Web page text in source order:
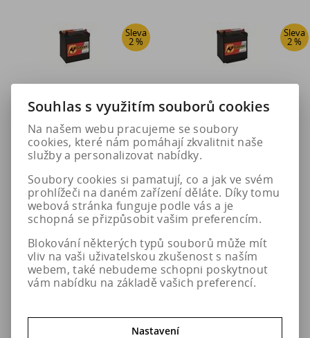
Sleva
2 %
BULL 12V 40Ah 330A (P40
26)
1 425 Kč
1 454 Kč
Sleva
2 %
BULL 12V 40Ah 330A (P40
25)
1 425 Kč
1 454 Kč
Do košíku
Souhlas s využitím souborů cookies
Na našem webu pracujeme se soubory
cookies, které nám pomáhají zkvalitnit naše
služby a personalizovat nabídky.
Soubory cookies si pamatují, co a jak ve svém
prohlížeči na daném zařízení děláte. Díky tomu
webová stránka funguje podle vás a je
schopná se přizpůsobit vašim preferencím.
Blokování některých typů souborů může mít
vliv na vaši uživatelskou zkušenost s naším
webem, také nebudeme schopni poskytnout
vám nabídku na základě vašich preferencí.
Nastavení